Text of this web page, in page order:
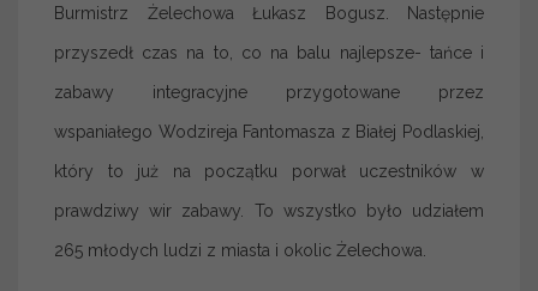
Burmistrz Żelechowa Łukasz Bogusz. Następnie
przyszedł czas na to, co na balu najlepsze- tańce i
zabawy integracyjne przygotowane przez
wspaniałego Wodzireja Fantomasza z Białej Podlaskiej,
który to już na początku porwał uczestników w
prawdziwy wir zabawy. To wszystko było udziałem
265 młodych ludzi z miasta i okolic Żelechowa.